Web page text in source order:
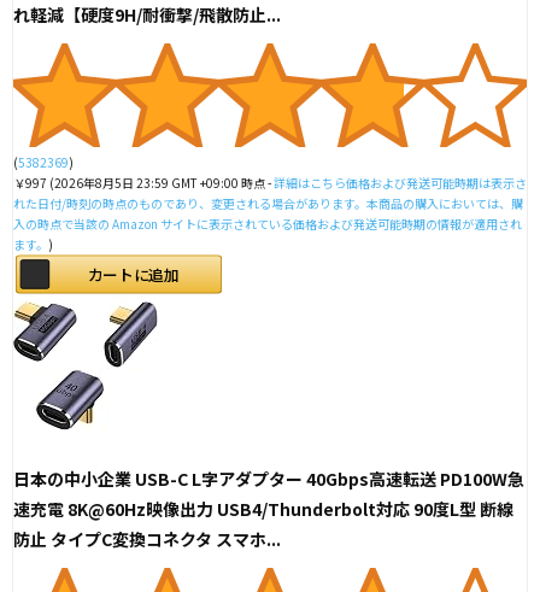
れ軽減【硬度9H/耐衝撃/飛散防止...
(5382369)
￥997 (2026年8月5日 23:59 GMT +09:00 時点 -詳細はこちら価格および発送可能時期は表示さ
れた日付/時刻の時点のものであり、変更される場合があります。本商品の購入においては、購
入の時点で当該の Amazon サイトに表示されている価格および発送可能時期の情報が適用され
ます。 )
カートに追加
日本の中小企業 USB-C L字アダプター 40Gbps高速転送 PD100W急
速充電 8K@60Hz映像出力 USB4/Thunderbolt対応 90度L型 断線
防止 タイプC変換コネクタ スマホ...